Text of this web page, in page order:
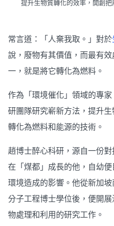
提升生物質轉化的效率，開創
常言道：「人棄我取。」對於
說，廢物有其價值，而最有
一，就是將它轉化為燃料。
作為「環境催化」領域的專
研團隊研究嶄新方法，提升
轉化為燃料和能源的技術。
趙博士醉心科研，源自一份
在「煤都」成長的他，自幼
環境造成的影響。他從新加
分子工程博士學位後，便開
物處理和利用的研究工作。